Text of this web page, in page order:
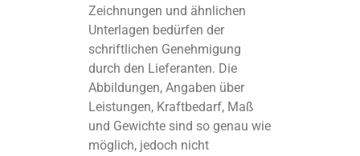
Zeichnungen und ähnlichen
Unterlagen bedürfen der
schriftlichen Genehmigung
durch den Lieferanten. Die
Abbildungen, Angaben über
Leistungen, Kraftbedarf, Maß
und Gewichte sind so genau wie
möglich, jedoch nicht